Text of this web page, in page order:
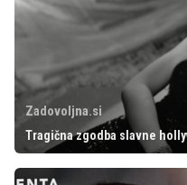
Zadovoljna.si
Tragična zgodba slavne